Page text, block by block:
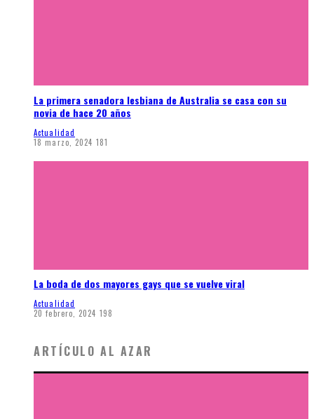
La primera senadora lesbiana de Australia se casa con su
novia de hace 20 años
Actualidad
18 marzo, 2024 181
La boda de dos mayores gays que se vuelve viral
Actualidad
20 febrero, 2024 198
ARTÍCULO AL AZAR